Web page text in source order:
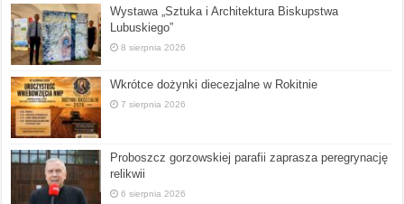
Wystawa „Sztuka i Architektura Biskupstwa
Lubuskiego”
8 sierpnia 2026
Wkrótce dożynki diecezjalne w Rokitnie
7 sierpnia 2026
Proboszcz gorzowskiej parafii zaprasza peregrynację
relikwii
6 sierpnia 2026